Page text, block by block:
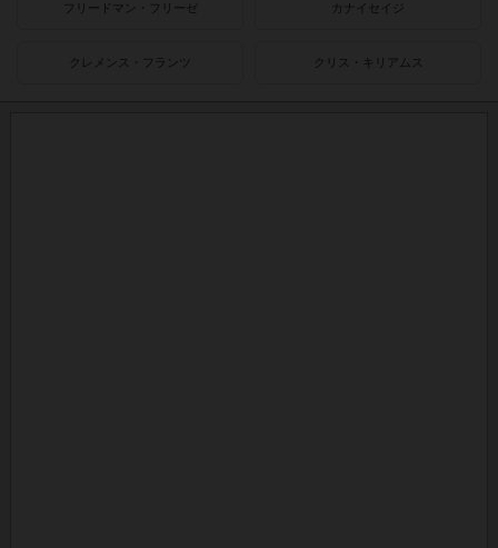
フリードマン・フリーゼ カナイセイジ
クレメンス・フランツ クリス・キリアムス